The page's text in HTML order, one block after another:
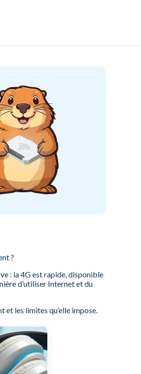
?
: la 4G est rapide, disponible
d’utiliser Internet et du
les limites qu’elle impose.